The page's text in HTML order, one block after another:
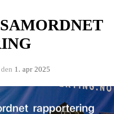
den 1. apr 2025